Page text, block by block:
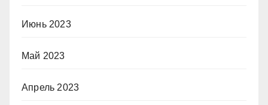
Июнь 2023
Май 2023
Апрель 2023